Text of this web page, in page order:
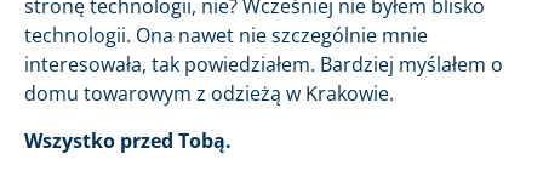
stronę technologii, nie? Wcześniej nie byłem blisko
technologii. Ona nawet nie szczególnie mnie
interesowała, tak powiedziałem. Bardziej myślałem o
domu towarowym z odzieżą w Krakowie.
Wszystko przed Tobą.